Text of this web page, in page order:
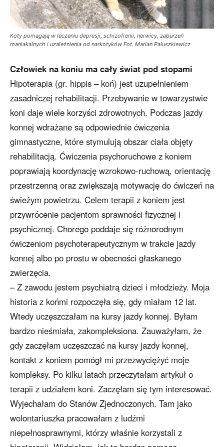
Koty pomagają w leczeniu depresji, schizofrenii, nerwicy, zaburzeń
maniakalnych i uzależnienia od narkotyków Fot. Marian Paluszkiewicz
Człowiek na koniu ma cały świat pod stopami
Hipoterapia (gr. hippis – koń) jest uzupełnieniem
zasadniczej rehabilitacji. Przebywanie w towarzystwie
koni daje wiele korzyści zdrowotnych. Podczas jazdy
konnej wdrażane są odpowiednie ćwiczenia
gimnastyczne, które stymulują obszar ciała objęty
rehabilitacją. Ćwiczenia psychoruchowe z koniem
poprawiają koordynację wzrokowo-ruchową, orientację
przestrzenną oraz zwiększają motywację do ćwiczeń na
świeżym powietrzu. Celem terapii z koniem jest
przywrócenie pacjentom sprawności fizycznej i
psychicznej. Chorego poddaje się różnorodnym
ćwiczeniom psychoterapeutycznym w trakcie jazdy
konnej albo po prostu w obecności głaskanego
zwierzęcia.
– Z zawodu jestem psychiatrą dzieci i młodzieży. Moja
historia z końmi rozpoczęła się, gdy miałam 12 lat.
Wtedy uczęszczałam na kursy jazdy konnej. Byłam
bardzo nieśmiała, zakompleksiona. Zauważyłam, że
gdy zaczęłam uczęszczać na kursy jazdy konnej,
kontakt z koniem pomógł mi przezwyciężyć moje
kompleksy. Po kilku latach przeczytałam artykuł o
terapii z udziałem koni. Zaczęłam się tym interesować.
Wyjechałam do Stanów Zjednoczonych. Tam jako
wolontariuszka pracowałam z ludźmi
niepełnosprawnymi, którzy właśnie korzystali z